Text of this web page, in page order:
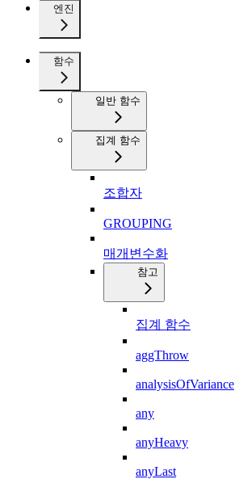
엔진
함수
일반 함수
집계 함수
조합자
GROUPING
매개변수화
참고
집계 함수
aggThrow
analysisOfVariance
any
anyHeavy
anyLast